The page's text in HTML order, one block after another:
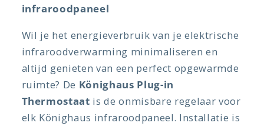
infraroodpaneel
Wil je het energieverbruik van je elektrische
infraroodverwarming minimaliseren en
altijd genieten van een perfect opgewarmde
ruimte? De Könighaus Plug-in
Thermostaat is de onmisbare regelaar voor
elk Könighaus infraroodpaneel. Installatie is